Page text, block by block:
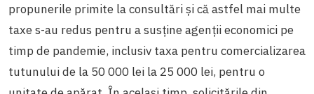
propunerile primite la consultări și că astfel mai multe
taxe s-au redus pentru a susține agenții economici pe
timp de pandemie, inclusiv taxa pentru comercializarea
tutunului de la 50 000 lei la 25 000 lei, pentru o